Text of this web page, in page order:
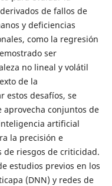
de fallos de
y deficiencias
como la regresión
ser
no lineal y volátil
de la
estos desafíos, se
conjuntos de
artificial
la precisión e
riesgos de criticidad.
estudios previos en los
(DNN) y redes de